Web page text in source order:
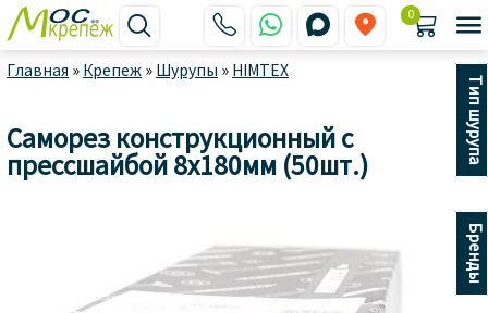
    
0 
Главная » Крепеж » Шурупы » HIMTEX
Тип шурупа
Бренды
Саморез конструкционный с
прессшайбой 8х180мм (50шт.)